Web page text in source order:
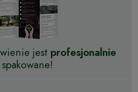
jest profesjonalnie
spakowane!